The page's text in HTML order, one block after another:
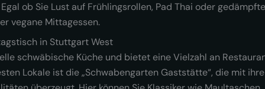
ob Sie Lust auf Frühlingsrollen, Pad Thai oder
vegane Mittagessen.
in Stuttgart West
schwäbische Küche und bietet eine Vielzahl an
Lokale ist die „Schwabengarten Gaststätte“, die mit